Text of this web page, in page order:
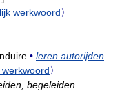
werkwoord〉
• leren autorijden
〉
begeleiden